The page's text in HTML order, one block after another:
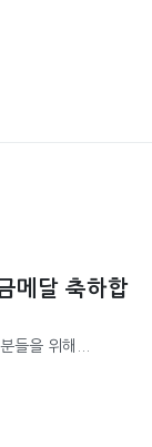
메달 축하합
을 위해...